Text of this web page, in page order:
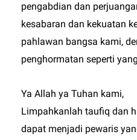
pengabdian dan
kesabaran dan kekuatan
pahlawan bangsa kami,
penghormatan seperti
Ya Allah ya Tuhan kami,
Limpahkanlah taufiq dan
dapat menjadi pewaris